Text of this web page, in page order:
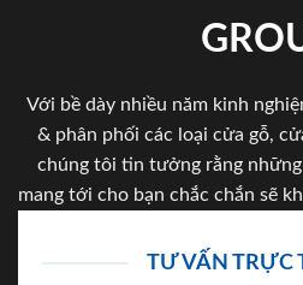
Với bề dày nhiều năm kinh
& phân phối các loại cửa gỗ,
chúng tôi tin tưởng rằng
mang tới cho bạn chắc chắn sẽ
TƯ VẤN TRỰC